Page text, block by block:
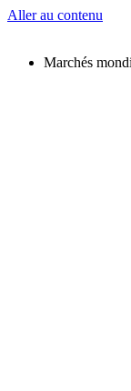
Aller au contenu
Marchés